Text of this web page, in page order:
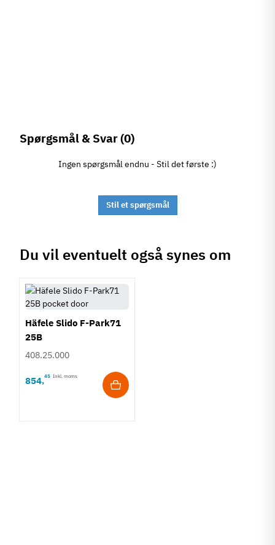
Spørgsmål & Svar(0)
Ingen spørgsmål endnu - Stil det første :)
Stil et spørgsmål
Du vil eventuelt også synes om
Häfele Slido F-Park71
25B
408.25.000
854,45 Inkl. moms